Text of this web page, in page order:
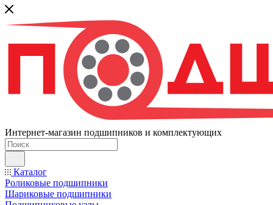
Интернет-магазин подшипников и комплектующих
Каталог
Роликовые подшипники
Шариковые подшипники